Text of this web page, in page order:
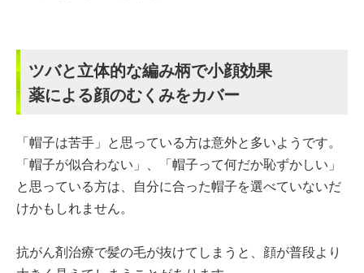
ツバと立体的な編み柄で小顔効果
薬による顔のむくみをカバー
「帽子は苦手」と思っている方は意外と多いようです。
「帽子が似合わない」、「帽子って何だか恥ずかしい」
と思っている方は、自分に合った帽子を選べていないだ
けかもしれません。
抗がん剤治療で髪の毛が抜けてしまうと、顔が普段より